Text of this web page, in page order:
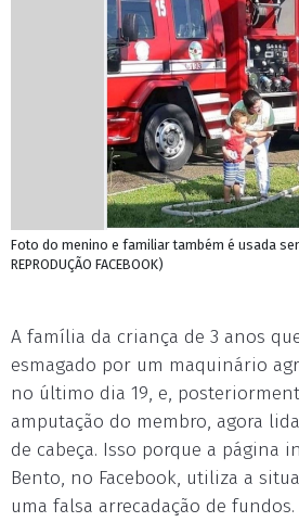
Foto do menino e familiar também é usada
REPRODUÇÃO FACEBOOK)
A família da criança de 3 anos
esmagado por um maquinário
no último dia 19, e,
amputação do membro, agora
de cabeça. Isso porque a página
Bento, no Facebook, utiliza a
uma falsa arrecadação de